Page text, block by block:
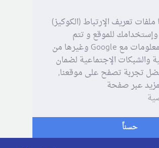
تعريف الإرتباط (الكوكيز)
وإستخدامك للموقع و تتم
مشاركة بعض المعلومات مع Google وغيرها من
والشبكات الإجتماعية لضمان
تجربة تصفح على موقعنا,
عبر صفحة
حسناً